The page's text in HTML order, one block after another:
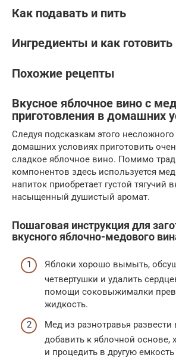
Как подавать и пить
Ингредиенты и как готовить
Похожие рецепты
Вкусное яблочное вино с
приготовления в домашних
Следуя подсказкам этого
домашних условиях приготовить
сладкое яблочное вино. Помимо
компонентов здесь используется
напиток приобретает густой тягучий
насыщенный душистый аромат.
Пошаговая инструкция для
вкусного яблочно-медового
Яблоки хорошо вымыть,
четвертушки и удалить
помощи соковыжималки
жидкость.
Мед из разнотравья развести
добавить к яблочной основе,
и процедить в другую емкость